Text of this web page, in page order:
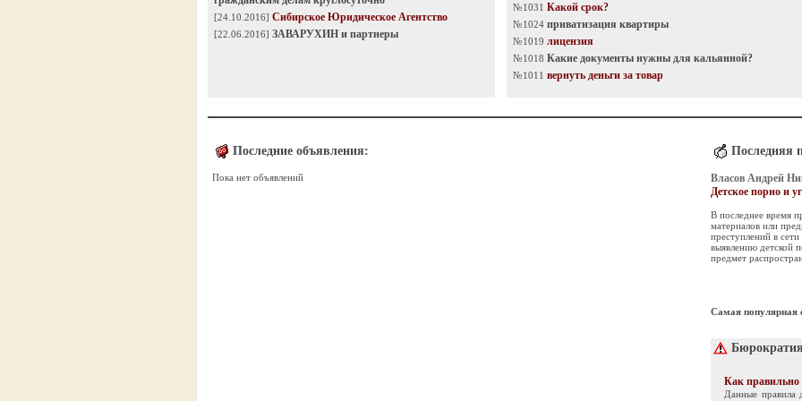
[24.10.2016] Сибирское Юридическое Агентство
[22.06.2016] ЗАВАРУХИН и партнеры
№1031 Какой срок?
№1024 приватизация квартиры
№1019 лицензия
№1018 Какие документы нужны для кальянной?
№1011 вернуть деньги за товар
Последние объявления:
Пока нет объявлений
Последняя
Власов Андрей
Детское порно и
В последнее время
материалов или
преступлений в
выявлению детской
предмет
Самая популярная
Как правильно
Данные правила